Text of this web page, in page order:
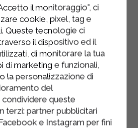
zucchero ed il succo
mescolare e tenere
crema al mascarpone.
pesche l’acqua che
servirà per
il monitoraggio", ci
cookie, pixel, tag e
Queste tecnologie ci
il dispositivo ed il
di monitorare la tua
di marketing e funzionali,
la personalizzazione di
del
queste
terzi: partner pubblicitari
e Instagram per fini